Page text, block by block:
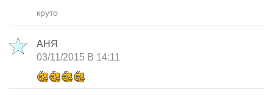
круто
АНЯ
03/11/2015 В 14:11